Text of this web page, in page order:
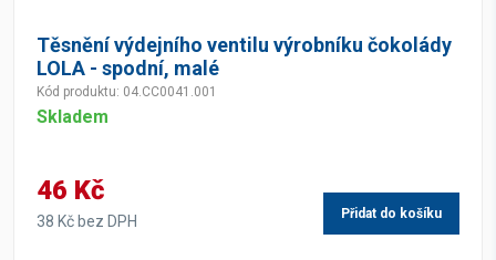
Těsnění výdejního ventilu výrobníku čokolády
LOLA - spodní, malé
Kód produktu: 04.CC0041.001
Skladem
46 Kč
38 Kč bez DPH Přidat do košíku